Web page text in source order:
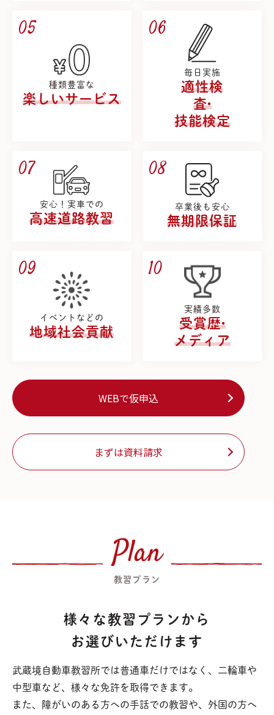
05
種類豊富な
楽しいサービス
06
毎日実施
適性検
査・
技能検定
07
安心！実車での
高速道路教習
08
卒業後も安心
無期限保証
09
イベントなどの
地域社会貢献
10
実績多数
受賞歴・
メディア
WEBで仮申込
まずは資料請求
Plan
教習プラン
様々な教習プランから
お選びいただけます
武蔵境自動車教習所では普通車だけではなく、二輪車や
中型車など、様々な免許を取得できます。
また、障がいのある方への手話での教習や、外国の方へ